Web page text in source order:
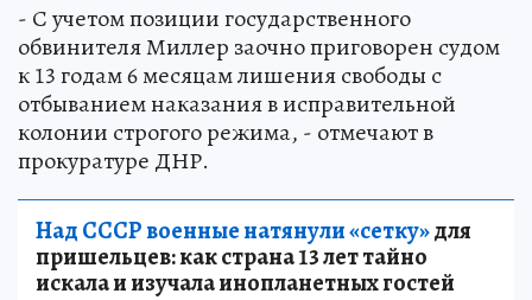
- С учетом позиции государственного
обвинителя Миллер заочно приговорен судом
к 13 годам 6 месяцам лишения свободы с
отбыванием наказания в исправительной
колонии строгого режима, - отмечают в
прокуратуре ДНР.
Над СССР военные натянули «сетку»для
пришельцев: как страна 13 лет тайно
искала и изучала инопланетных гостей